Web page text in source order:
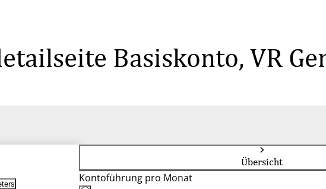
Basiskonto, VR
Übersicht
Kontoführung pro Monat